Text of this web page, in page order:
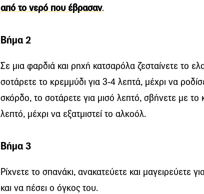
από το νερό που έβρασαν.
Βήμα 2
Σε μια φαρδιά και ρηχή κατσαρόλα ζεσταίνετε το
σοτάρετε το κρεμμύδι για 3-4 λεπτά, μέχρι να
σκόρδο, το σοτάρετε για μισό λεπτό, σβήνετε με το
λεπτό, μέχρι να εξατμιστεί το αλκοόλ.
Βήμα 3
Ρίχνετε το σπανάκι, ανακατεύετε και μαγειρεύετε
και να πέσει ο όγκος του.